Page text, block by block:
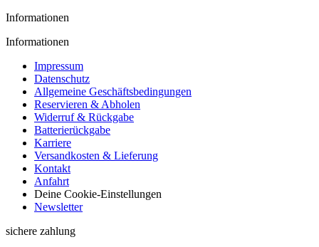
Informationen
Informationen
Impressum
Datenschutz
Allgemeine Geschäftsbedingungen
Reservieren & Abholen
Widerruf & Rückgabe
Batterierückgabe
Karriere
Versandkosten & Lieferung
Kontakt
Anfahrt
Deine Cookie-Einstellungen
Newsletter
sichere zahlung